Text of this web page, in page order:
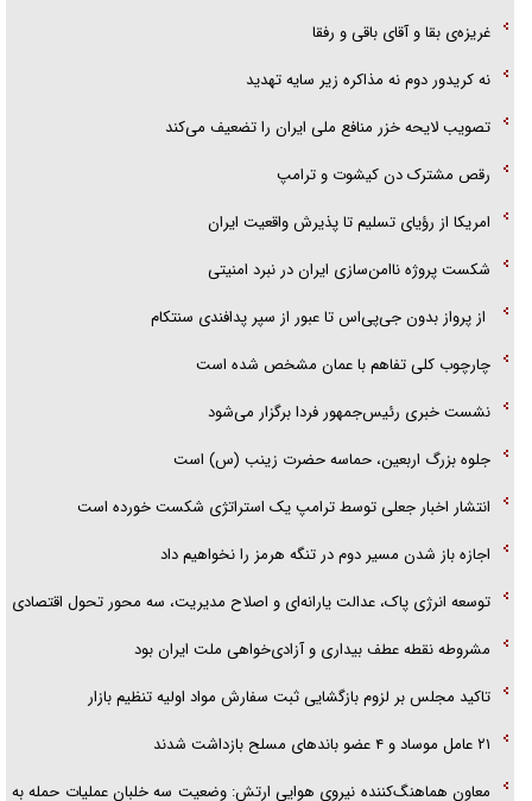
جزئیات شکنجه‌هایم فراتر از آن است که در بیان بگنجد!
گزارش «جوان» از قوانین سخت‌گیرانه ۶ قاره در برابر یورش به پاسگاه‌های
پلیس
غریزه‌ی بقا و آقای باقی و رفقا
نه کریدور دوم نه مذاکره زیر سایه تهدید
تصویب لایحه خزر منافع ملی ایران را تضعیف می‌کند
رقص مشترک دن کیشوت و ترامپ
امریکا از رؤیای تسلیم تا پذیرش واقعیت ایران
شکست پروژه ناامن‌سازی ایران در نبرد امنیتی
از پرواز بدون جی‌پی‌اس تا عبور از سپر پدافندی سنتکام
چارچوب کلی تفاهم با عمان مشخص شده است
نشست خبری رئیس‌جمهور فردا برگزار می‌شود
جلوه بزرگ اربعین، حماسه حضرت زینب (س) است
انتشار اخبار جعلی توسط ترامپ یک استراتژی شکست خورده است
اجازه باز شدن مسیر دوم در تنگه هرمز را نخواهیم داد
توسعه انرژی پاک، عدالت یارانه‌ای و اصلاح مدیریت، سه محور تحول اقتصادی
مشروطه نقطه عطف بیداری و آزادی‌خواهی ملت ایران بود
تاکید مجلس بر لزوم بازگشایی ثبت سفارش مواد اولیه تنظیم بازار
۲۱ عامل موساد و ۴ عضو باند‌های مسلح بازداشت شدند
معاون هماهنگ‌کننده نیروی هوایی ارتش: وضعیت سه خلبان عملیات حمله به